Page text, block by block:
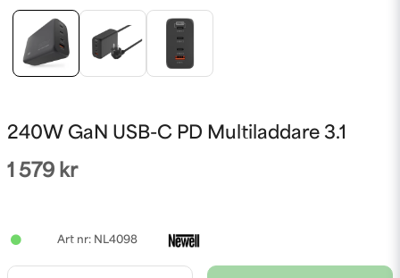
240W GaN USB-C PD Multiladdare 3.1
1 579 kr
NL4098